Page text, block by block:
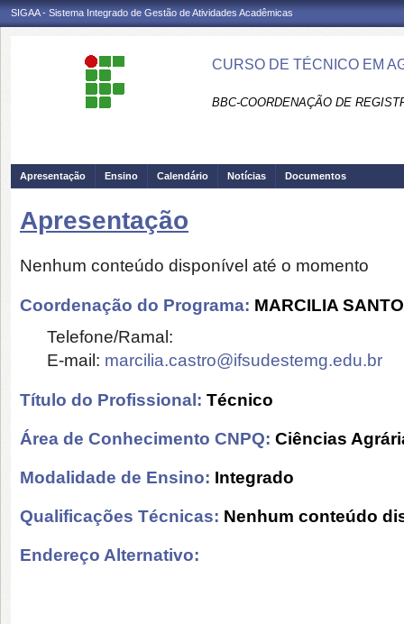
SIGAA - Sistema Integrado de Gestão de Atividades Acadêmicas
CURSO DE TÉCNICO EM
BBC-COORDENAÇÃO DE
Apresentação Ensino Calendário Notícias Documentos
Apresentação
Nenhum conteúdo disponível até o momento
Coordenação do Programa: MARCILIA
Telefone/Ramal:
E-mail: marcilia.castro@ifsudestemg.edu.br
Título do Profissional: Técnico
Área de Conhecimento CNPQ: Ciências
Modalidade de Ensino: Integrado
Qualificações Técnicas: Nenhum conteúdo
Endereço Alternativo: